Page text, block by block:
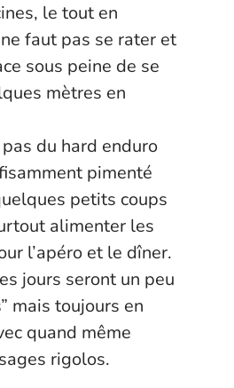
le tout en
faut pas se rater et
sous peine de se
mètres en
du hard enduro
pimenté
petits coups
alimenter les
l’apéro et le dîner.
jours seront un peu
mais toujours en
quand même
rigolos.